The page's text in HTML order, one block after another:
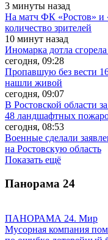
3 минуты назад
На матч ФК «Ростов» и
количество зрителей
10 минут назад
Иномарка дотла
сегодня, 09:28
Пропавшую без вести
нашли живой
сегодня, 09:07
В Ростовской области
48 ландшафтных
сегодня, 08:53
Военные сделали
на Ростовскую область
Показать ещё
Панорама 24
ПАНОРАМА 24. Мир
Мусорная компания